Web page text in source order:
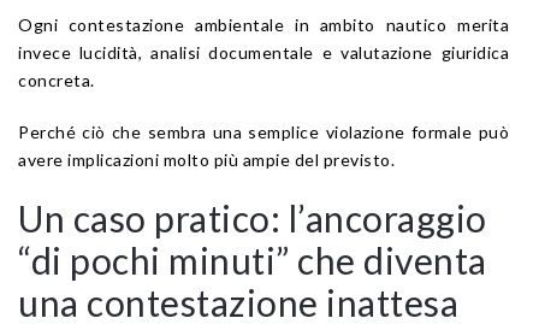
Ogni contestazione ambientale in ambito nautico merita
invece lucidità, analisi documentale e valutazione giuridica
concreta.
Perché ciò che sembra una semplice violazione formale può
avere implicazioni molto più ampie del previsto.
Un caso pratico: l’ancoraggio
“di pochi minuti” che diventa
una contestazione inattesa